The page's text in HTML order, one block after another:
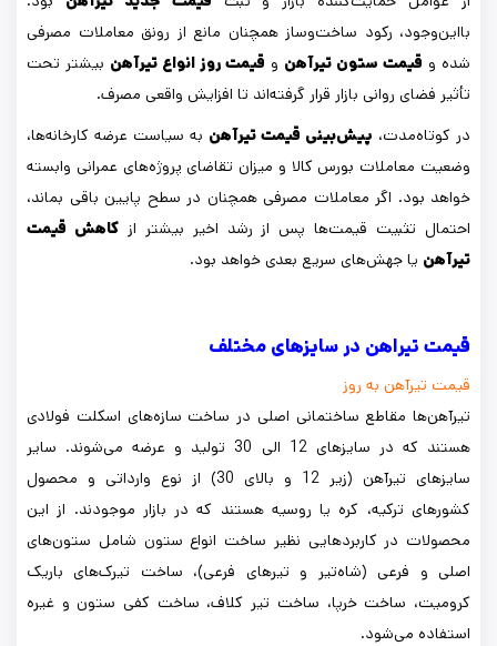
بااین‌وجود، رکود ساخت‌وساز همچنان مانع از رونق معاملات مصرفی
شده و قیمت ستون تیرآهن و قیمت روز انواع تیرآهن بیشتر تحت
تأثیر فضای روانی بازار قرار گرفته‌اند تا افزایش واقعی مصرف.
در کوتاه‌مدت، پیش‌بینی قیمت تیرآهن به سیاست عرضه کارخانه‌ها،
وضعیت معاملات بورس کالا و میزان تقاضای پروژه‌های عمرانی وابسته
خواهد بود. اگر معاملات مصرفی همچنان در سطح پایین باقی بماند،
احتمال تثبیت قیمت‌ها پس از رشد اخیر بیشتر ازکاهش قیمت
تیرآهن یا جهش‌های سریع بعدی خواهد بود.
قیمت تیراهن در سایزهای مختلف
قیمت تیرآهن به روز
تیرآهن‌ها مقاطع ساختمانی اصلی در ساخت سازه‌های اسکلت فولادی
هستند که در سایزهای 12 الی 30 تولید و عرضه می‌شوند. سایر
سایزهای تیرآهن (زیر 12 و بالای 30) از نوع وارداتی و محصول
کشورهای ترکیه، کره یا روسیه هستند که در بازار موجودند. از این
محصولات در کاربردهایی نظیر ساخت انواع ستون شامل ستون‌های
اصلی و فرعی (شاه‌تیر و تیرهای فرعی)، ساخت تیرک‌های باریک
کرومیت، ساخت خرپا، ساخت تیر کلاف، ساخت کفی ستون و غیره
استفاده می‌شود.